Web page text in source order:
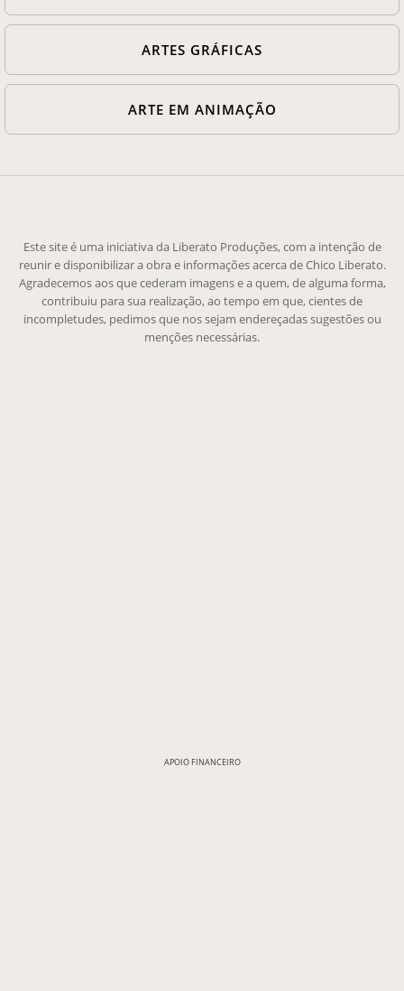
ARTES GRÁFICAS
ARTE EM ANIMAÇÃO
Este site é uma iniciativa da Liberato Produções, com a intenção de
reunir e disponibilizar a obra e informações acerca de Chico Liberato.
Agradecemos aos que cederam imagens e a quem, de alguma forma,
contribuiu para sua realização, ao tempo em que, cientes de
incompletudes, pedimos que nos sejam endereçadas sugestões ou
menções necessárias.
APOIO FINANCEIRO